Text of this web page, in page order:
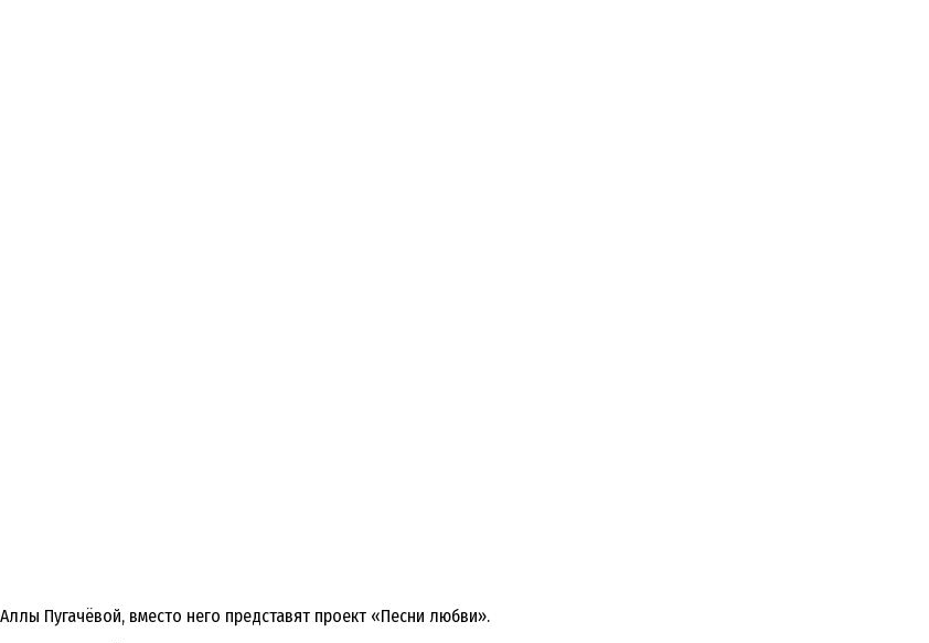
Пугачёвой, вместо него представят проект «Песни любви».